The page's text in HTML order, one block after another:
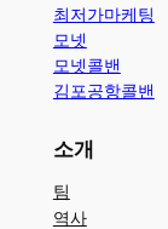
최저가마케팅
모넷
모넷콜밴
김포공항콜밴
소개
팀
역사